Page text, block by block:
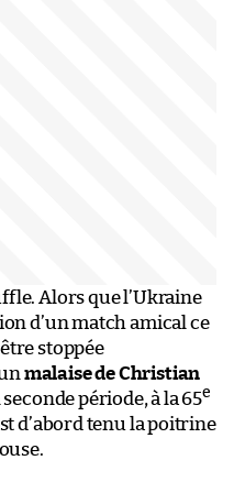
Alors que l’Ukraine
d’un match amical ce
stoppée
malaise de Christian
seconde période, à la 65e
d’abord tenu la poitrine